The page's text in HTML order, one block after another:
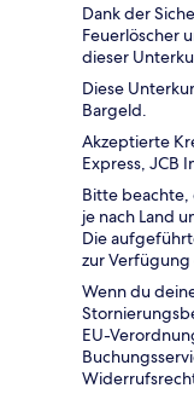
Dank der
Feuerlöscher
dieser
Diese
Bargeld.
Akzeptierte
Express, JCB
Bitte beachte,
je nach Land
Die
zur
Wenn du
EU-